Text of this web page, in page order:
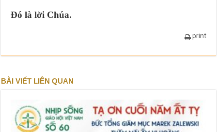
Ðó là lời Chúa.
print
BÀI VIẾT LIÊN QUAN